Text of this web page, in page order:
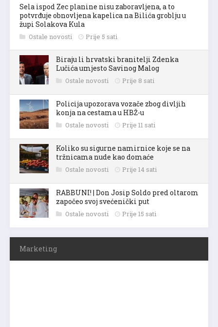
Sela ispod Zec planine nisu zaboravljena, a to
potvrđuje obnovljena kapelica na Bilića groblju u
župi Solakova Kula
Ostale novosti Prije 5 sati
Biraju li hrvatski branitelji Zdenka
Lučića umjesto Savinog Malog
Ostale novosti Prije 8 sati
Policija upozorava vozače zbog divljih
konja na cestama u HBŽ-u
Ostale novosti Prije 11 sati
Koliko su sigurne namirnice koje se na
tržnicama nude kao domaće
Ostale novosti Prije 14 sati
RABBUNI! | Don Josip Soldo pred oltarom
započeo svoj svećenički put
Ostale novosti Prije 15 sati
Marketing